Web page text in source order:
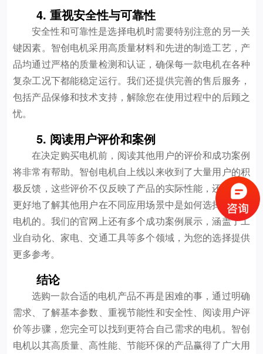
4. 重视安全性与可靠性
安全性和可靠性是选择电机时需要特别注意的另一关
键因素。智创电机采用高质量材料和先进的制造工艺，产
品均通过严格的质量检测和认证，确保每一款电机在各种
复杂工况下都能稳定运行。我们还提供完善的售后服务，
包括产品保修和技术支持，解除您在使用过程中的后顾之
忧。
5. 阅读用户评价和案例
在决定购买电机前，阅读其他用户的评价和成功案例
将非常有帮助。智创电机自上线以来收到了大量用户的积
极反馈，这些评价不仅反映了产品的实际性能，还能让您
更好地了解其他用户在不同应用场景中是如何选择和使用
电机的。我们的官网上还有多个成功案例展示，涵盖了工
业自动化、家电、交通工具等多个领域，为您的选择提供
更多参考。
结论
选购一款合适的电机产品不再是困难的事，通过明确
需求、了解基本参数、重视节能性和安全性、阅读用户评
价等步骤，您完全可以找到更符合自己需求的电机。智创
电机以其高质量、高性能、节能环保的产品赢得了广大用